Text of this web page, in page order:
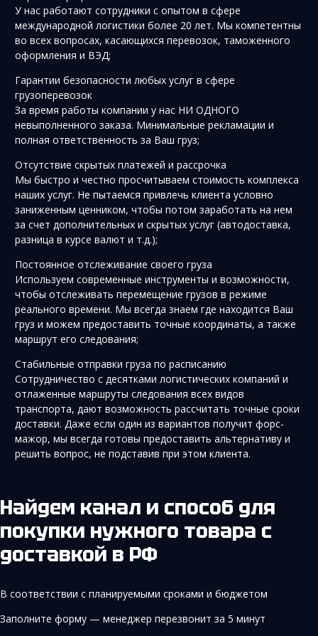
У нас работают сотрудники с опытом в сфере
международной логистики более 20 лет. Мы компетентны
во всех вопросах, касающихся перевозок, таможенного
оформления и ВЭД;
Гарантии безопасности любых услуг в сфере
грузоперевозок
За время работы компании у нас НИ ОДНОГО
невыполненного заказа. Минимальные рекламации и
полная ответственность за Ваш груз;
Отсутствие скрытых платежей и рассрочка
Мы быстро и честно просчитываем стоимость комплекса
наших услуг. Не пытаемся привлечь клиента условно
заниженным ценником, чтобы потом заработать на нем
за счет дополнительных и скрытых услуг (автодоставка,
разница в курсе валют и т.д.);
Постоянное отслеживание своего груза
Используем современные инструменты и возможности,
чтобы отслеживать перемещение грузов в режиме
реального времени. Мы всегда знаем где находится Ваш
груз и можем предоставить точные координаты, а также
маршрут его следования;
Стабильные отправки груза по расписанию
Сотрудничество с десятками логистических компаний и
отлаженные маршруты следования всех видов
транспорта, дают возможность рассчитать точные сроки
доставки. Даже если один из вариантов получит форс-
мажор, мы всегда готовы предоставить альтернативу и
решить вопрос, не подставив при этом клиента.
Найдем канал и способ для
покупки нужного товара с
доставкой в РФ
В соответствии с планируемыми сроками и бюджетом
Заполните форму — менеджер перезвонит за 5 минут